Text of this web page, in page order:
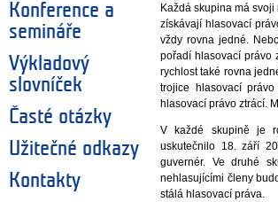
Konference a
semináře
Výkladový
slovníček
Časté otázky
Užitečné odkazy
Kontakty
Každá skupina má
získávají hlasovací
vždy rovna jedné.
pořadí hlasovací právo
rychlost také rovna
trojice hlasovací
hlasovací právo ztrácí.
V každé skupině je
uskutečnilo 18. září
guvernér. Ve druhé
nehlasujícími členy
stálá hlasovací práva.